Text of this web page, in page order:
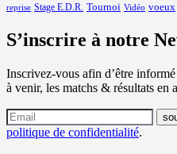
reprise Stage E.D.R. Tournoi Vidéo voeux
S’inscrire à notre
Inscrivez-vous afin d’être
à venir, les matchs & résultats
politique de confidentialité.